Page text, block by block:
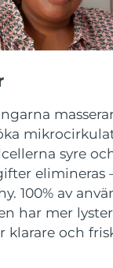
syre
elimineras
100% av
har mer
klarare och